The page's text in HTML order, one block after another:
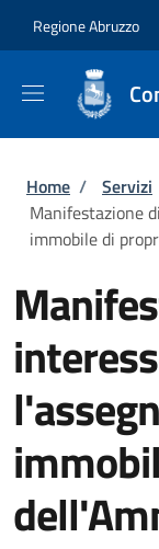
Regione Abruzzo
Briciole
Home / Servizi
Manifestazione
immobile di